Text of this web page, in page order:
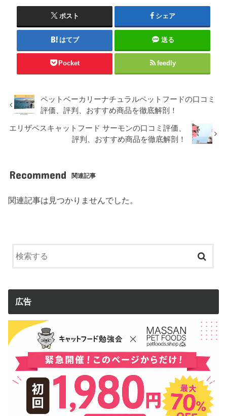
ポスト シェア
はてブ 送る
Pocket feedly
ペットベーカリーナチュラルペットフードの口コミ
評価、評判、おすすめ商品を徹底解剖！
エリザベスキャットフード サーモンの口コミ評価、
評判、おすすめ商品を徹底解剖！
Recommend 関連記事
関連記事は見つかりませんでした。
広告